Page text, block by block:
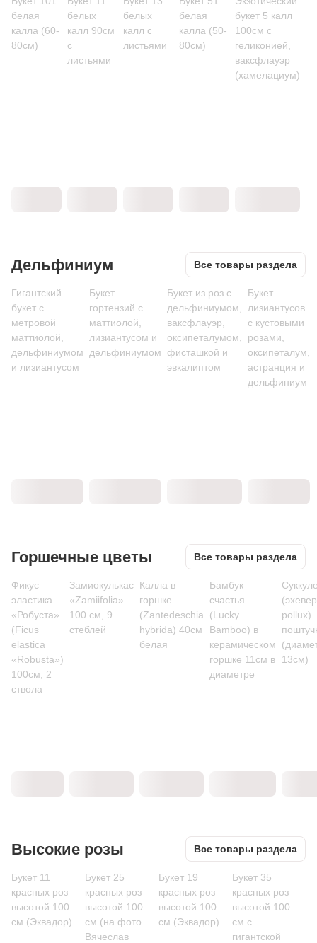
белая
калла (60-
80см)
белых
калл 90см
с
листьями
белых
калл с
листьями
белая
калла (50-
80см)
букет 5 калл
100см с
геликонией,
ваксфлауэр
(хамелациум)
Дельфиниум Все товары раздела
Гигантский
букет с
метровой
маттиолой,
дельфиниумом
и лизиантусом
Букет
гортензий с
маттиолой,
лизиантусом и
дельфиниумом
Букет из роз с
дельфиниумом,
ваксфлауэр,
оксипеталумом,
фисташкой и
эвкалиптом
Букет
лизиантусов
с кустовыми
розами,
оксипеталум,
астранция и
дельфиниум
Горшечные цветы Все товары раздела
Фикус
эластика
«Робуста»
(Ficus
elastica
«Robusta»)
100см, 2
ствола
Замиокулькас
«Zamiifolia»
100 см, 9
стеблей
Калла в
горшке
(Zantedeschia
hybrida) 40см
белая
Бамбук
счастья
(Lucky
Bamboo) в
керамическом
горшке 11см в
диаметре
pollux)
13см)
Высокие розы Все товары раздела
Букет 11
красных роз
высотой 100
см (Эквадор)
Букет 25
красных роз
высотой 100
см (на фото
Вячеслав
Букет 19
красных роз
высотой 100
см (Эквадор)
Букет 35
красных роз
высотой 100
см c
гигантской